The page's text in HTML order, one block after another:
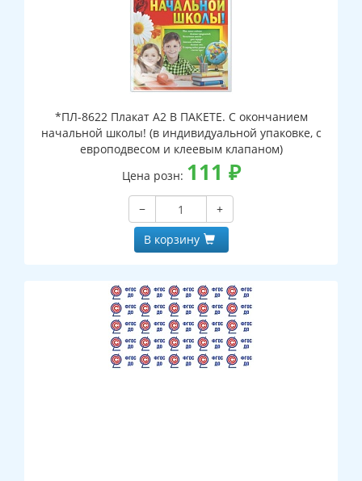
*ПЛ-8622 Плакат А2 В ПАКЕТЕ. С окончанием
начальной школы! (в индивидуальной упаковке, с
европодвесом и клеевым клапаном)
Цена розн: 111 ₽
−
+
В корзину